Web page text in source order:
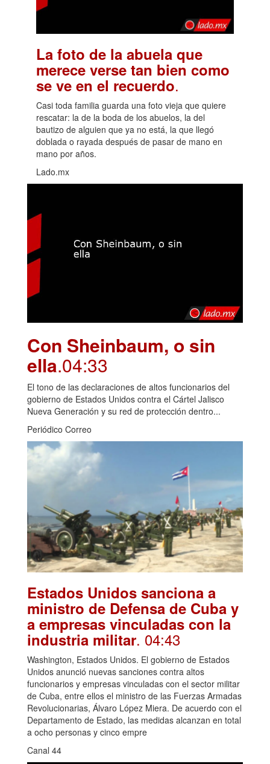
La foto de la abuela que
merece verse tan bien como
se ve en el recuerdo.
Casi toda familia guarda una foto vieja que quiere
rescatar: la de la boda de los abuelos, la del
bautizo de alguien que ya no está, la que llegó
doblada o rayada después de pasar de mano en
mano por años.
Lado.mx
Con Sheinbaum, o sin
ella.04:33
El tono de las declaraciones de altos funcionarios del
gobierno de Estados Unidos contra el Cártel Jalisco
Nueva Generación y su red de protección dentro...
Periódico Correo
Estados Unidos sanciona a
ministro de Defensa de Cuba y
a empresas vinculadas con la
industria militar. 04:43
Washington, Estados Unidos. El gobierno de Estados
Unidos anunció nuevas sanciones contra altos
funcionarios y empresas vinculadas con el sector militar
de Cuba, entre ellos el ministro de las Fuerzas Armadas
Revolucionarias, Álvaro López Miera. De acuerdo con el
Departamento de Estado, las medidas alcanzan en total
a ocho personas y cinco empre
Canal 44